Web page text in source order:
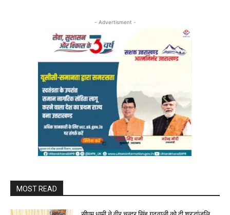
- Advertisment -
MOST READ